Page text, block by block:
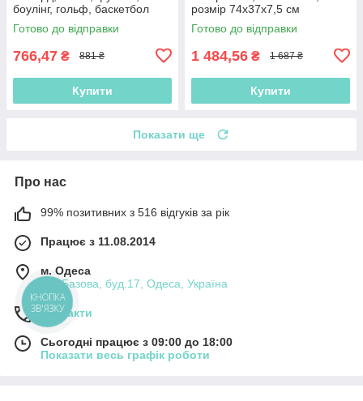
боулінг, гольф, баскетбол
777-568, 50х28 см
Готово до відправки
766,47 ₴ 881 ₴
Купити
розмір 74х37х7,5 см
Готово до відправки
1 484,56 ₴ 1 687 ₴
Купити
Показати ще
Про нас
99% позитивних з 516 відгуків за рік
Працює з 11.08.2014
м. Одеса
вул.Базова, буд.17, Одеса, Україна
Контакти
Сьогодні працює з 09:00 до 18:00
Показати весь графік роботи
КНОПКА
ЗВ'ЯЗКУ